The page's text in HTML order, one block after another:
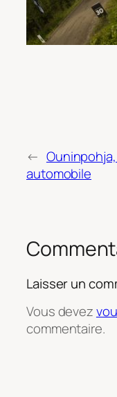
←
automobile
Laisser un
Vous devez
commentaire.